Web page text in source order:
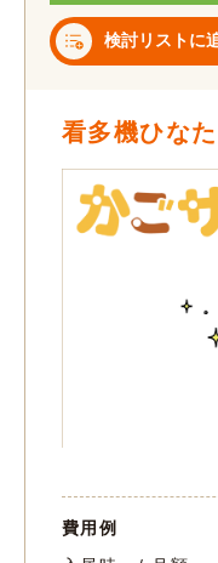
検討リストに
看多機ひなた
費用例